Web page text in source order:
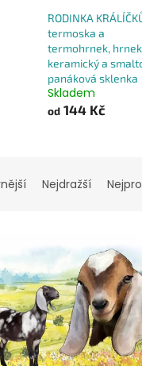
RODINKA
termoska a
termohrnek,
keramický a
panáková sklenka
Skladem
od 144 Kč
Nejdražší